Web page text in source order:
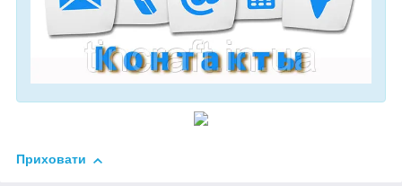
Приховати